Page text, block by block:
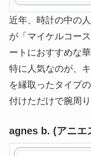
近年、時計の中の
が「マイケルコー
ートにおすすめな
特に人気なのが、
を縁取ったタイプの
付けただけで腕周
agnes b. (アニエ